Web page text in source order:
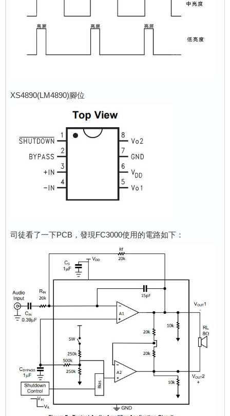
XS4890(LM4890)腳位
司徒看了一下PCB，發現FC3000使用的電路如下：